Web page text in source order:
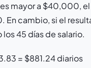
mayor a $40,000,
En cambio, si el
los 45 días de salario.
= $881.24 diarios